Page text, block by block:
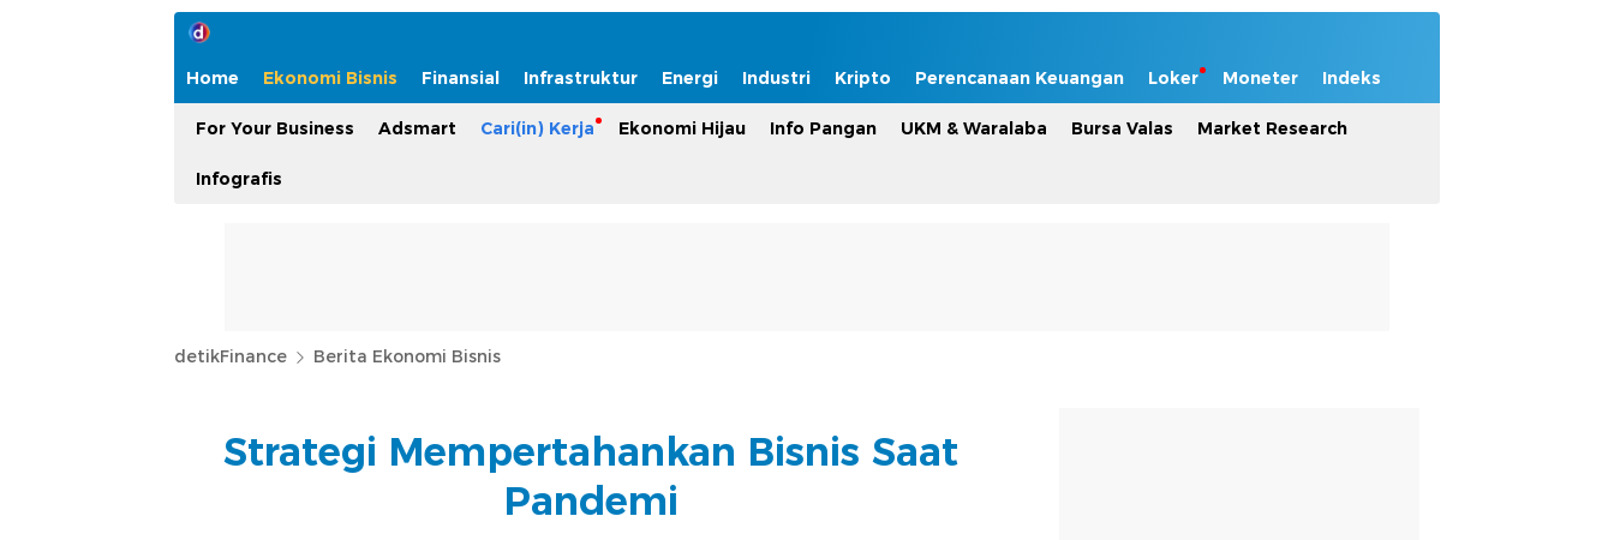
Home Ekonomi Bisnis Finansial Infrastruktur Energi Industri Kripto Perencanaan Keuangan Loker Moneter Indeks
For Your Business Adsmart Cari(in) Kerja Ekonomi Hijau Info Pangan UKM & Waralaba Bursa Valas Market Research
Infografis
detikFinance Berita Ekonomi Bisnis
Strategi Mempertahankan Bisnis Saat
Pandemi